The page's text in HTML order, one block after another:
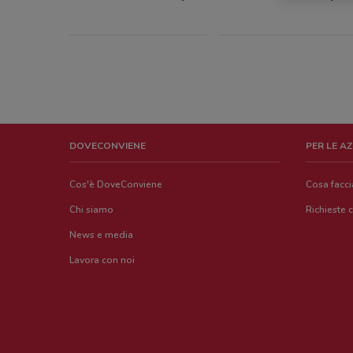
DOVECONVIENE
Cos'è DoveConviene
Chi siamo
News e media
Lavora con noi
PER LE
Cosa
Richieste